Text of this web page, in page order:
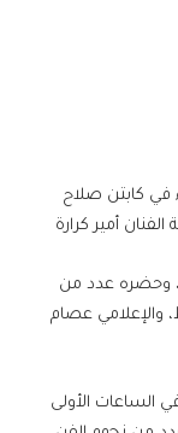
في كابتن صلاح
أمير كرارة
وحضره عدد من
والإعلامي عصام
الساعات الأولى